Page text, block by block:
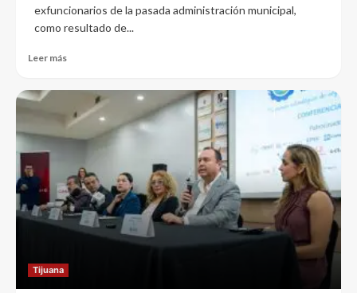
exfuncionarios de la pasada administración municipal,
como resultado de...
Leer más
Tijuana